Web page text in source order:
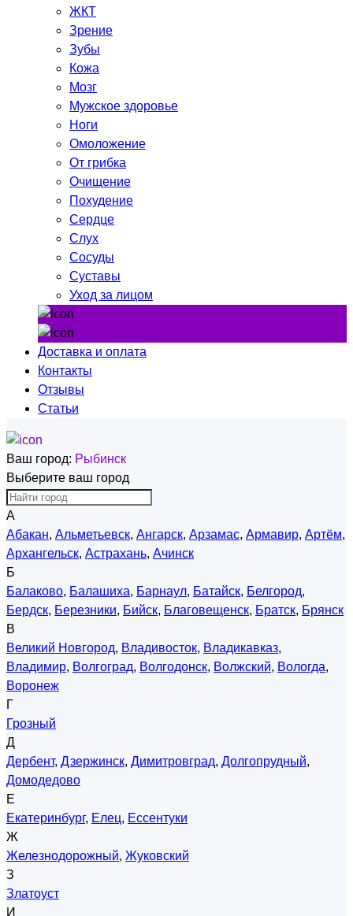
ЖКТ
Зрение
Зубы
Кожа
Мозг
Мужское здоровье
Ноги
Омоложение
От грибка
Очищение
Похудение
Сердце
Слух
Сосуды
Суставы
Уход за лицом
Доставка и оплата
Контакты
Отзывы
Статьи
Ваш город: Рыбинск
Выберите ваш город
А
Абакан, Альметьевск, Ангарск, Арзамас, Армавир, Артём,
Архангельск, Астрахань, Ачинск
Б
Балаково, Балашиха, Барнаул, Батайск, Белгород,
Бердск, Березники, Бийск, Благовещенск, Братск, Брянск
В
Великий Новгород, Владивосток, Владикавказ,
Владимир, Волгоград, Волгодонск, Волжский, Вологда,
Воронеж
Г
Грозный
Д
Дербент, Дзержинск, Димитровград, Долгопрудный,
Домодедово
Е
Екатеринбург, Елец, Ессентуки
Ж
Железнодорожный, Жуковский
З
Златоуст
И